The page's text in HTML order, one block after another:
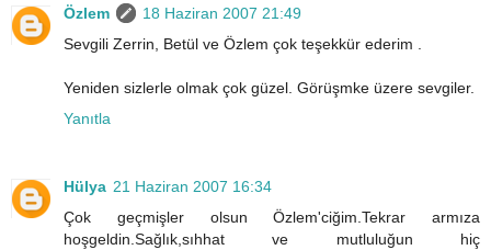
Özlem
18 Haziran 2007 21:49
Sevgili Zerrin, Betül ve Özlem çok teşekkür ederim .
Yeniden sizlerle olmak çok güzel. Görüşmke üzere sevgiler.
Yanıtla
Hülya 21 Haziran 2007 16:34
Çok geçmişler olsun Özlem'ciğim.Tekrar armıza
hoşgeldin.Sağlık,sıhhat ve mutluluğun hiç